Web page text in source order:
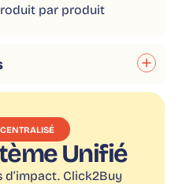
par produit
Unifié
d’impact. Click2Buy